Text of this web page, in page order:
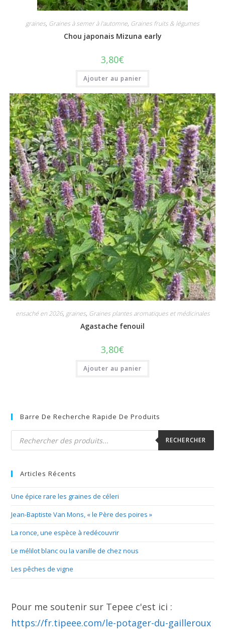
graines, Graines à semer à l'automne, Graines fruits & légumes
Chou japonais Mizuna early
3,80€
Ajouter au panier
ensaché en 2026, graines, Graines plantes aromatiques et médicinales
Agastache fenouil
3,80€
Ajouter au panier
Barre De Recherche Rapide De Produits
Recherche
produits
RECHERCHER
Articles Récents
Une épice rare les graines de céleri
Jean-Baptiste Van Mons, « le Père des poires »
La ronce, une espèce à redécouvrir
Le mélilot blanc ou la vanille de chez nous
Les pêches de vigne
Pour me soutenir sur Tepee c'est ici :
https://fr.tipeee.com/le-potager-du-gailleroux